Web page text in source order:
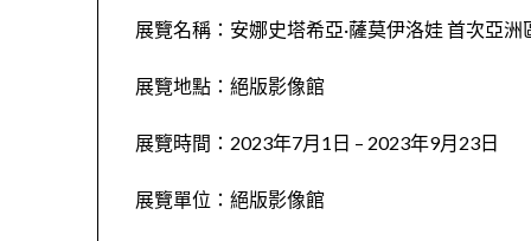
展覽名稱：安娜史塔希亞·薩莫伊洛娃 首次亞洲
展覽地點：絕版影像館
展覽時間：2023年7月1日 – 2023年9月23日
展覽單位：絕版影像館